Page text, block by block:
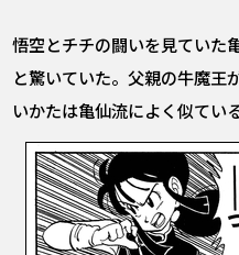
悟空とチチの闘いを見ていた
と驚いていた。父親の牛魔王
いかたは亀仙流によく似てい